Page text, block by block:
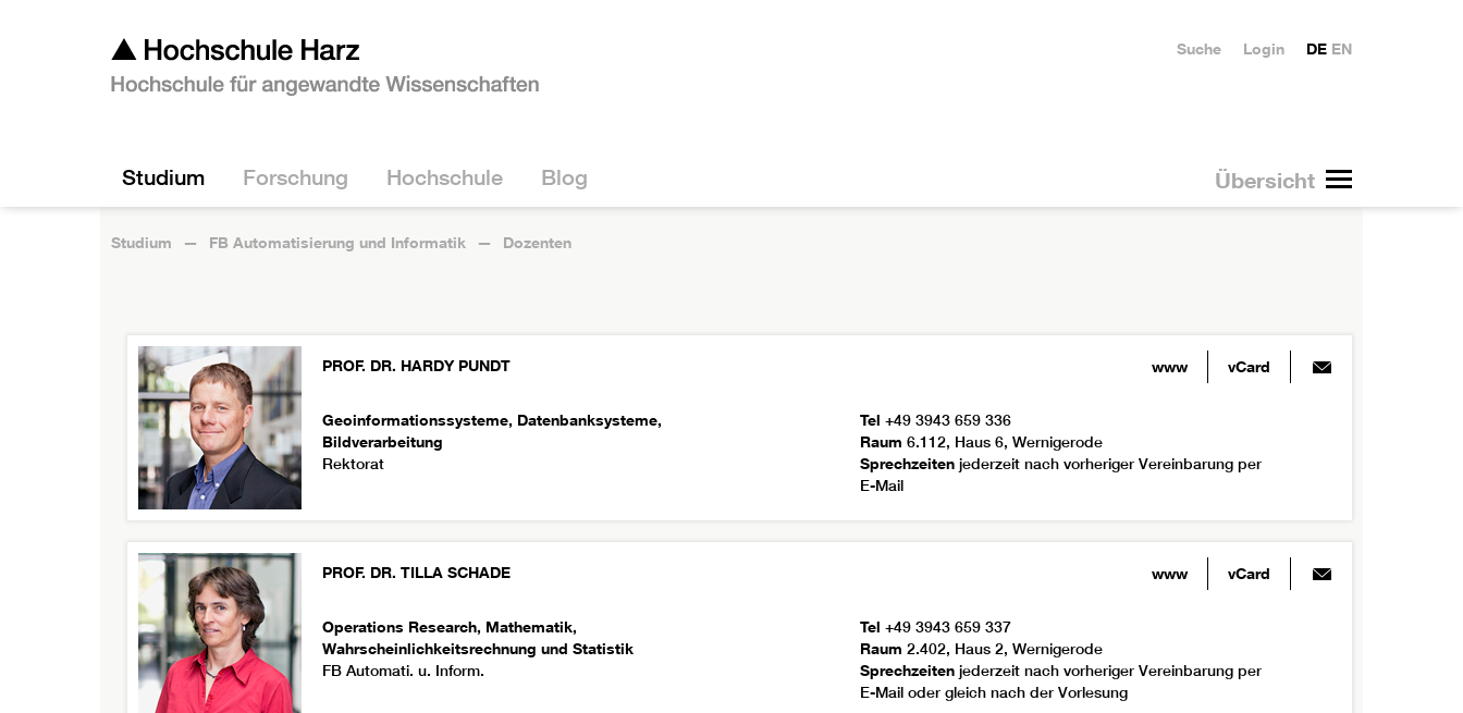
Übersicht
Studium Forschung Hochschule Blog
DE EN
Login
Suche
Studium FB Automatisierung und Informatik Dozenten
PROF. DR. HARDY PUNDT
Geoinformationssysteme, Datenbanksysteme,
Bildverarbeitung
Rektorat
Tel +49 3943 659 336
Raum 6.112, Haus 6, Wernigerode
Sprechzeiten jederzeit nach vorheriger Vereinbarung per
E-Mail
vCard
www
PROF. DR. TILLA SCHADE
Operations Research, Mathematik,
Wahrscheinlichkeitsrechnung und Statistik
FB Automati. u. Inform.
Tel +49 3943 659 337
Raum 2.402, Haus 2, Wernigerode
Sprechzeiten jederzeit nach vorheriger Vereinbarung per
E-Mail oder gleich nach der Vorlesung
vCard
www